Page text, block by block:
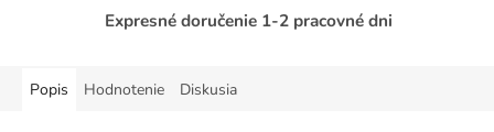
Expresné doručenie 1-2 pracovné dni
Popis Hodnotenie Diskusia